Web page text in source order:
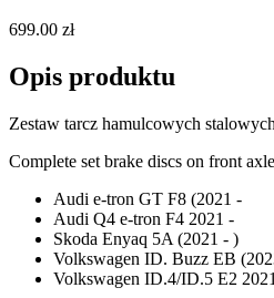
699.00 zł
Opis produktu
Zestaw tarcz hamulcowych
Complete set brake discs on front
Audi e-tron GT F8 (2021 -
Audi Q4 e-tron F4 2021 -
Skoda Enyaq 5A (2021 - )
Volkswagen ID. Buzz EB
Volkswagen ID.4/ID.5 E2